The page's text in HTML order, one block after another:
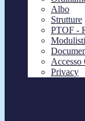
Albo
Strutture
PTOF -
Privacy